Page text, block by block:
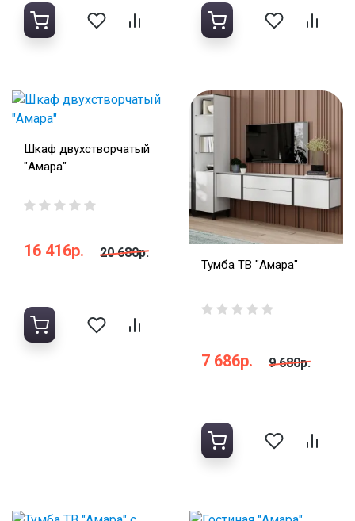
Шкаф двухстворчатый
"Амара"
16 416р. 20 680р.
Тумба ТВ "Амара"
7 686р. 9 680р.